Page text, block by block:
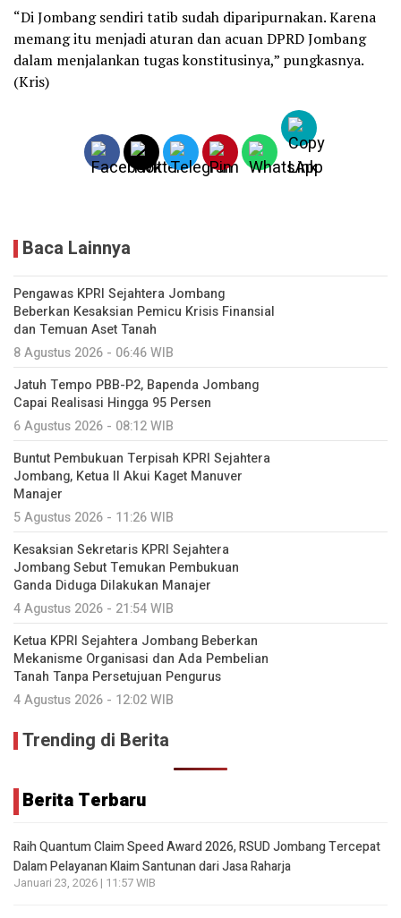
“Di Jombang sendiri tatib sudah diparipurnakan. Karena
memang itu menjadi aturan dan acuan DPRD Jombang
dalam menjalankan tugas konstitusinya,” pungkasnya.
(Kris)
Baca Lainnya
Pengawas KPRI Sejahtera Jombang
Beberkan Kesaksian Pemicu Krisis Finansial
dan Temuan Aset Tanah
8 Agustus 2026 - 06:46 WIB
Jatuh Tempo PBB-P2, Bapenda Jombang
Capai Realisasi Hingga 95 Persen
6 Agustus 2026 - 08:12 WIB
Buntut Pembukuan Terpisah KPRI Sejahtera
Jombang, Ketua II Akui Kaget Manuver
Manajer
5 Agustus 2026 - 11:26 WIB
Kesaksian Sekretaris KPRI Sejahtera
Jombang Sebut Temukan Pembukuan
Ganda Diduga Dilakukan Manajer
4 Agustus 2026 - 21:54 WIB
Ketua KPRI Sejahtera Jombang Beberkan
Mekanisme Organisasi dan Ada Pembelian
Tanah Tanpa Persetujuan Pengurus
4 Agustus 2026 - 12:02 WIB
Trending di Berita
Berita Terbaru
Raih Quantum Claim Speed Award 2026, RSUD Jombang Tercepat
Dalam Pelayanan Klaim Santunan dari Jasa Raharja
Januari 23, 2026 | 11:57 WIB